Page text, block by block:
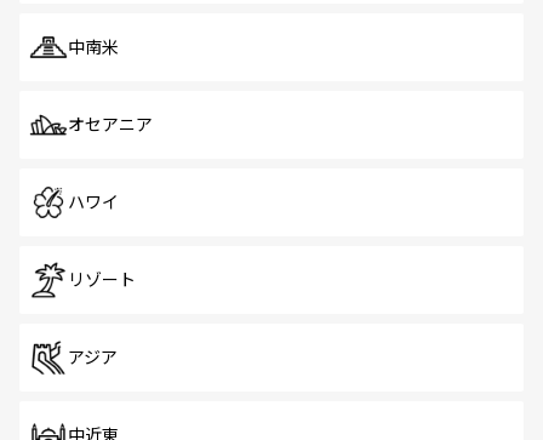
中南米
オセアニア
ハワイ
リゾート
アジア
中近東